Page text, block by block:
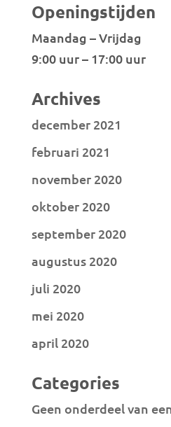
Openingstijden
Maandag – Vrijdag
9:00 uur – 17:00 uur
Archives
december 2021
februari 2021
november 2020
oktober 2020
september 2020
augustus 2020
juli 2020
mei 2020
april 2020
Categories
Geen onderdeel van